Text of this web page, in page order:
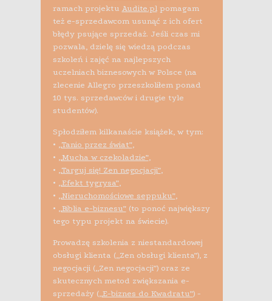
ramach projektu Audite.plpomagam
też e-sprzedawcom usunąć z ich ofert
błędy psujące sprzedaż. Jeśli czas mi
pozwala, dzielę się wiedzą podczas
szkoleń i zajęć na najlepszych
uczelniach biznesowych w Polsce (na
zlecenie Allegro przeszkoliłem ponad
10 tys. sprzedawców i drugie tyle
studentów).
Spłodziłem kilkanaście książek, w tym:
• „Tanio przez świat”,
• „Mucha w czekoladzie”,
• „Targuj się! Zen negocjacji”,
• „Efekt tygrysa”,
• „Nieruchomościowe seppuku”,
• „Biblia e-biznesu”(to ponoć największy
tego typu projekt na świecie).
Prowadzę szkolenia z niestandardowej
obsługi klienta („Zen obsługi klienta”), z
negocjacji („Zen negocjacji”) oraz ze
skutecznych metod zwiększania e-
sprzedaży („E-biznes do Kwadratu”) -